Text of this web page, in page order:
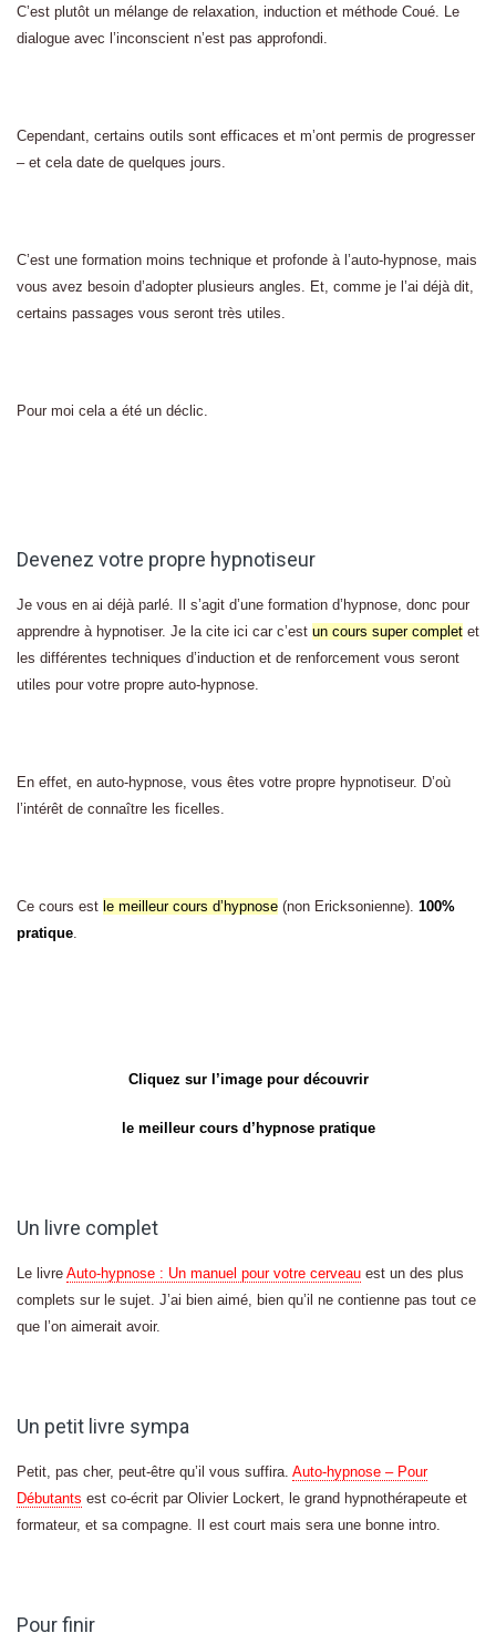
C’est plutôt un mélange de relaxation, induction et méthode Coué. Le
dialogue avec l’inconscient n’est pas approfondi.
Cependant, certains outils sont efficaces et m’ont permis de progresser
– et cela date de quelques jours.
C’est une formation moins technique et profonde à l’auto-hypnose, mais
vous avez besoin d’adopter plusieurs angles. Et, comme je l’ai déjà dit,
certains passages vous seront très utiles.
Pour moi cela a été un déclic.
Devenez votre propre hypnotiseur
Je vous en ai déjà parlé. Il s’agit d’une formation d’hypnose, donc pour
apprendre à hypnotiser. Je la cite ici car c’est un cours super complet et
les différentes techniques d’induction et de renforcement vous seront
utiles pour votre propre auto-hypnose.
En effet, en auto-hypnose, vous êtes votre propre hypnotiseur. D’où
l’intérêt de connaître les ficelles.
Ce cours est le meilleur cours d’hypnose (non Ericksonienne). 100%
pratique
Cliquez sur l’image pour découvrir
le meilleur cours d’hypnose pratique
Un livre complet
Le livre Auto-hypnose : Un manuel pour votre cerveau est un des plus
complets sur le sujet. J’ai bien aimé, bien qu’il ne contienne pas tout ce
que l’on aimerait avoir.
Un petit livre sympa
Petit, pas cher, peut-être qu’il vous suffira. Auto-hypnose – Pour
Débutants est co-écrit par Olivier Lockert, le grand hypnothérapeute et
formateur, et sa compagne. Il est court mais sera une bonne intro.
Pour finir